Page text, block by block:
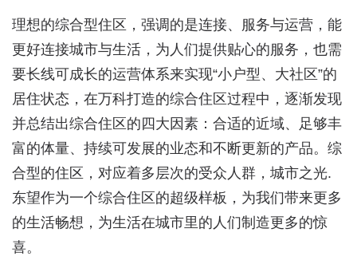
理想的综合型住区，强调的是连接、服务与运营，能
更好连接城市与生活，为人们提供贴心的服务，也需
要长线可成长的运营体系来实现“小户型、大社区”的
居住状态，在万科打造的综合住区过程中，逐渐发现
并总结出综合住区的四大因素：合适的近域、足够丰
富的体量、持续可发展的业态和不断更新的产品。综
合型的住区，对应着多层次的受众人群，城市之光.
东望作为一个综合住区的超级样板，为我们带来更多
的生活畅想，为生活在城市里的人们制造更多的惊
喜。